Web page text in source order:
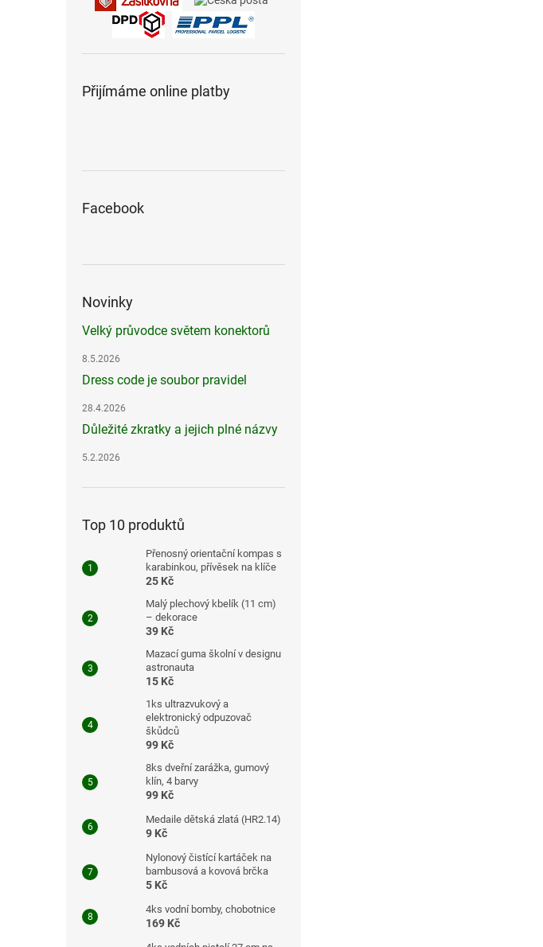
Přijímáme online platby
Facebook
Novinky
Velký průvodce světem konektorů
8.5.2026
Dress code je soubor pravidel
28.4.2026
Důležité zkratky a jejich plné názvy
5.2.2026
Top 10 produktů
Přenosný orientační kompas s
karabinkou, přívěsek na klíče
25 Kč
Malý plechový kbelík (11 cm)
– dekorace
39 Kč
Mazací guma školní v designu
astronauta
15 Kč
1ks ultrazvukový a
elektronický odpuzovač
škůdců
99 Kč
8ks dveřní zarážka, gumový
klín, 4 barvy
99 Kč
Medaile dětská zlatá (HR2.14)
9 Kč
Nylonový čistící kartáček na
bambusová a kovová brčka
5 Kč
4ks vodní bomby, chobotnice
169 Kč